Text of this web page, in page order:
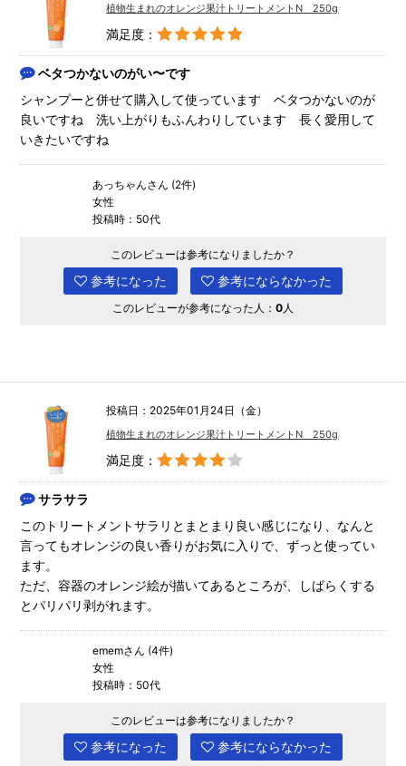
植物生まれのオレンジ果汁トリートメントN 250g
満足度：
ベタつかないのがい〜です
シャンプーと併せて購入して使っています ベタつかないのが
良いですね 洗い上がりもふんわりしています 長く愛用して
いきたいですね
あっちゃんさん (2件)
女性
投稿時：50代
このレビューは参考になりましたか？
参考になった 参考にならなかった
このレビューが参考になった人： 0 人
投稿日：2025年01月24日（金）
植物生まれのオレンジ果汁トリートメントN 250g
満足度：
サラサラ
このトリートメントサラリとまとまり良い感じになり、なんと
言ってもオレンジの良い香りがお気に入りで、ずっと使ってい
ます。
ただ、容器のオレンジ絵が描いてあるところが、しばらくする
とパリパリ剥がれます。
ememさん (4件)
女性
投稿時：50代
このレビューは参考になりましたか？
参考になった 参考にならなかった